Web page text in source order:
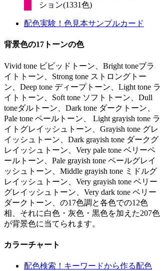
ション(1331色)
配色実験！色見本サンプルカード
背景色の17トーンの色
Vivid tone ビビッドトーン、Bright toneブラ
イトトーン、Strong tone ストロングトー
ン、Deep tone ディープトーン、Light tone ラ
イトトーン、Soft tone ソフトトーン、Dull
toneダルトーン、Dark tone ダークトーン、
Pale tone ペールトーン、 Light grayish tone ラ
イトグレイッシュトーン、Grayish tone グレ
イッシュトーン、Dark grayish tone ダークグ
レイッシュトーン、Very pale tone ベリーペ
ールトーン、Pale grayish tone ペールグレイ
ッシュトーン、Middle grayish tone ミドルグ
レイッシュトーン、Very grayish tone ベリー
グレイッシュトーン、Very dark tone ベリー
ダークトーン、の17色調と各色での12色
相、それに白色・灰色・黒色を加えた207色
が背景色に当てられます。
カラーチャート
配色検索！キーワードから作る配色